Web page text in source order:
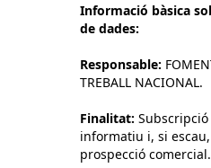
Informació bàsica
de dades:
Responsable:
TREBALL NACIONAL.
Finalitat:
informatiu i, si
prospecció comercial.